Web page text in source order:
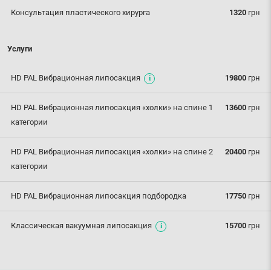
1320 грн
Консультация пластического хирурга
Услуги
19800 грн
HD PAL Вибрационная липосакция
13600 грн
HD PAL Вибрационная липосакция «холки» на спине 1
категории
20400 грн
HD PAL Вибрационная липосакция «холки» на спине 2
категории
17750 грн
HD PAL Вибрационная липосакция подбородка
15700 грн
Классическая вакуумная липосакция